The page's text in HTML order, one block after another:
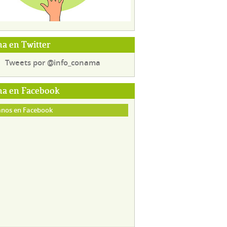
en Twitter
Tweets por @info_conama
en Facebook
en Facebook